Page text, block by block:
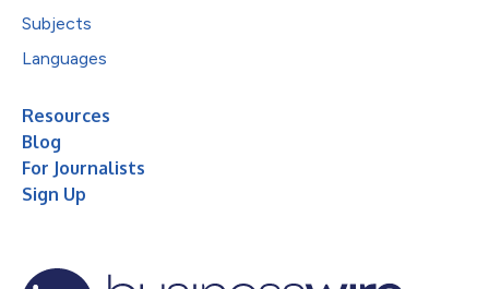
Subjects
Languages
Resources
Blog
For Journalists
Sign Up